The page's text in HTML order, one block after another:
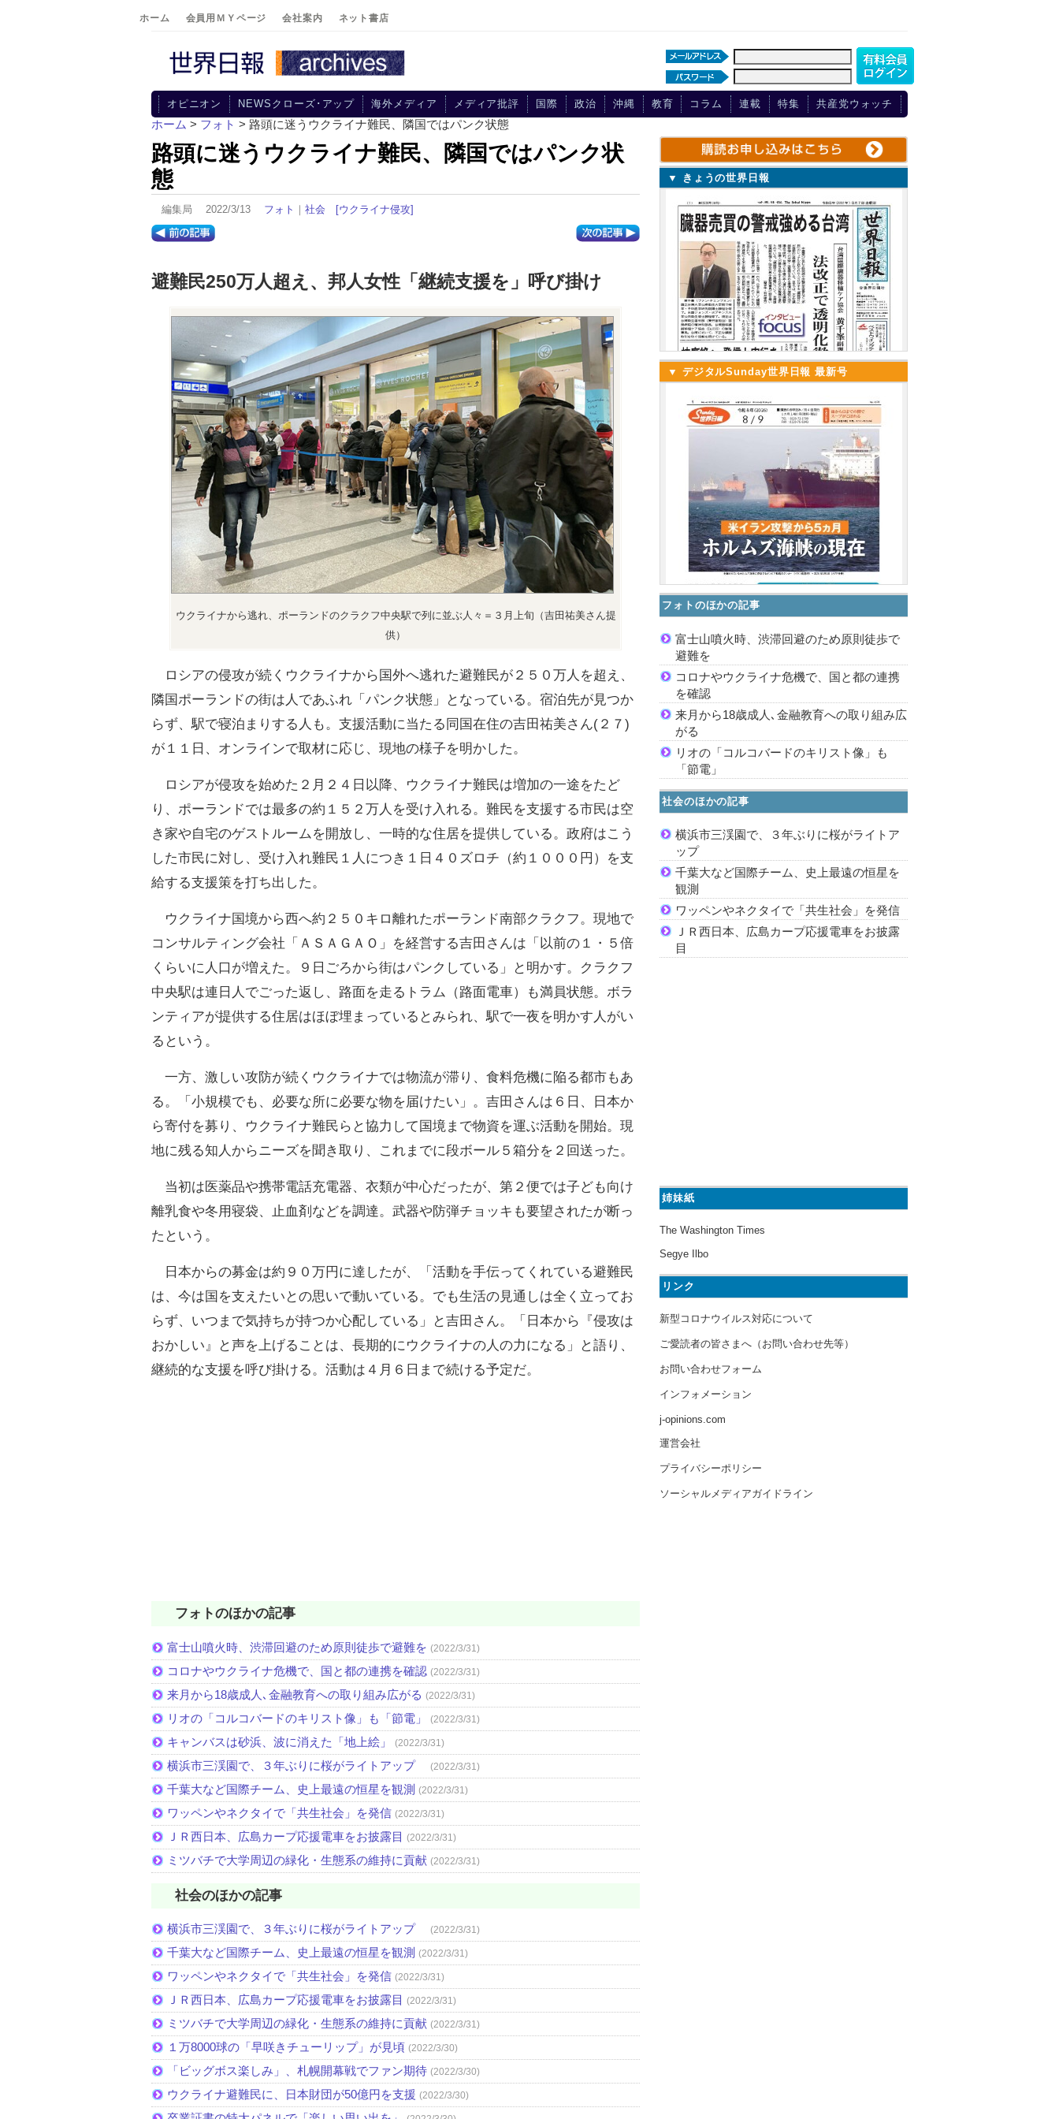
ホーム 会員用ＭＹページ 会社案内 ネット書店
オピニオン NEWSクローズ･アップ 海外メディア メディア批評 国際 政治 沖縄 教育 コラム 連載 特集 共産党ウォッチ
ホーム > フォト > 路頭に迷うウクライナ難民、隣国ではパンク状態
路頭に迷うウクライナ難民、隣国ではパンク状
態
編集局 2022/3/13 フォト ｜ 社会 [ウクライナ侵攻]
避難民250万人超え、邦人女性「継続支援を」呼び掛け
ウクライナから逃れ、ポーランドのクラクフ中央駅で列に並ぶ人々＝３月上旬（吉田祐美さん提
供）
ロシアの侵攻が続くウクライナから国外へ逃れた避難民が２５０万人を超え、
隣国ポーランドの街は人であふれ「パンク状態」となっている。宿泊先が見つか
らず、駅で寝泊まりする人も。支援活動に当たる同国在住の吉田祐美さん(２７)
が１１日、オンラインで取材に応じ、現地の様子を明かした。
ロシアが侵攻を始めた２月２４日以降、ウクライナ難民は増加の一途をたど
り、ポーランドでは最多の約１５２万人を受け入れる。難民を支援する市民は空
き家や自宅のゲストルームを開放し、一時的な住居を提供している。政府はこう
した市民に対し、受け入れ難民１人につき１日４０ズロチ（約１０００円）を支
給する支援策を打ち出した。
ウクライナ国境から西へ約２５０キロ離れたポーランド南部クラクフ。現地で
コンサルティング会社「ＡＳＡＧＡＯ」を経営する吉田さんは「以前の１・５倍
くらいに人口が増えた。９日ごろから街はパンクしている」と明かす。クラクフ
中央駅は連日人でごった返し、路面を走るトラム（路面電車）も満員状態。ボラ
ンティアが提供する住居はほぼ埋まっているとみられ、駅で一夜を明かす人がい
るという。
一方、激しい攻防が続くウクライナでは物流が滞り、食料危機に陥る都市もあ
る。「小規模でも、必要な所に必要な物を届けたい」。吉田さんは６日、日本か
ら寄付を募り、ウクライナ難民らと協力して国境まで物資を運ぶ活動を開始。現
地に残る知人からニーズを聞き取り、これまでに段ボール５箱分を２回送った。
当初は医薬品や携帯電話充電器、衣類が中心だったが、第２便では子ども向け
離乳食や冬用寝袋、止血剤などを調達。武器や防弾チョッキも要望されたが断っ
たという。
日本からの募金は約９０万円に達したが、「活動を手伝ってくれている避難民
は、今は国を支えたいとの思いで動いている。でも生活の見通しは全く立ってお
らず、いつまで気持ちが持つか心配している」と吉田さん。「日本から『侵攻は
おかしい』と声を上げることは、長期的にウクライナの人の力になる」と語り、
継続的な支援を呼び掛ける。活動は４月６日まで続ける予定だ。
フォトのほかの記事
富士山噴火時、渋滞回避のため原則徒歩で避難を (2022/3/31)
コロナやウクライナ危機で、国と都の連携を確認 (2022/3/31)
来月から18歳成人､金融教育への取り組み広がる (2022/3/31)
リオの「コルコバードのキリスト像」も「節電」 (2022/3/31)
キャンバスは砂浜、波に消えた「地上絵」 (2022/3/31)
横浜市三渓園で、３年ぶりに桜がライトアップ (2022/3/31)
千葉大など国際チーム、史上最遠の恒星を観測 (2022/3/31)
ワッペンやネクタイで「共生社会」を発信 (2022/3/31)
ＪＲ西日本、広島カープ応援電車をお披露目 (2022/3/31)
ミツバチで大学周辺の緑化・生態系の維持に貢献 (2022/3/31)
社会のほかの記事
横浜市三渓園で、３年ぶりに桜がライトアップ (2022/3/31)
千葉大など国際チーム、史上最遠の恒星を観測 (2022/3/31)
ワッペンやネクタイで「共生社会」を発信 (2022/3/31)
ＪＲ西日本、広島カープ応援電車をお披露目 (2022/3/31)
ミツバチで大学周辺の緑化・生態系の維持に貢献 (2022/3/31)
１万8000球の「早咲きチューリップ」が見頃 (2022/3/30)
「ビッグボス楽しみ」、札幌開幕戦でファン期待 (2022/3/30)
ウクライナ避難民に、日本財団が50億円を支援 (2022/3/30)
▼ きょうの世界日報
▼ デジタルSunday世界日報 最新号
フォトのほかの記事
富士山噴火時、渋滞回避のため原則徒歩で
避難を
コロナやウクライナ危機で、国と都の連携
を確認
来月から18歳成人､金融教育への取り組み広
がる
リオの「コルコバードのキリスト像」も
「節電」
社会のほかの記事
横浜市三渓園で、３年ぶりに桜がライトア
ップ
千葉大など国際チーム、史上最遠の恒星を
観測
ワッペンやネクタイで「共生社会」を発信
ＪＲ西日本、広島カープ応援電車をお披露
目
姉妹紙
The Washington Times
Segye Ilbo
リンク
新型コロナウイルス対応について
ご愛読者の皆さまへ（お問い合わせ先等）
お問い合わせフォーム
インフォメーション
j-opinions.com
運営会社
プライバシーポリシー
ソーシャルメディアガイドライン